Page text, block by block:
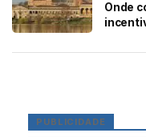
Onde
PUBLICIDADE